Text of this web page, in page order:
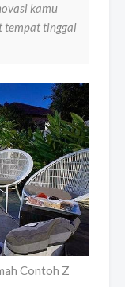
kamu
tempat tinggal
Contoh Z